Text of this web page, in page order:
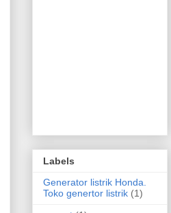
Labels
Generator listrik Honda.
Toko genertor listrik (1)